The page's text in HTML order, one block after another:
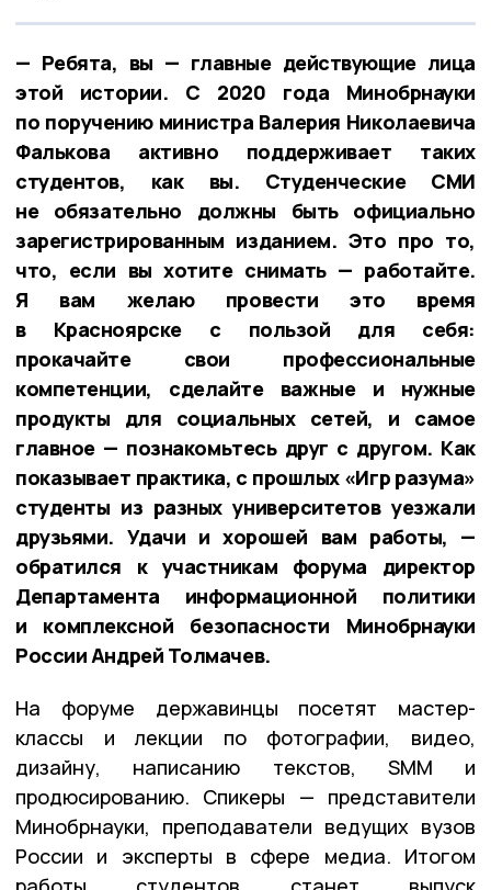
— Ребята, вы — главные действующие лица
этой истории. С 2020 года Минобрнауки
по поручению министра Валерия Николаевича
Фалькова активно поддерживает таких
студентов, как вы. Студенческие СМИ
не обязательно должны быть официально
зарегистрированным изданием. Это про то,
что, если вы хотите снимать — работайте.
Я вам желаю провести это время
в Красноярске с пользой для себя:
прокачайте свои профессиональные
компетенции, сделайте важные и нужные
продукты для социальных сетей, и самое
главное — познакомьтесь друг с другом. Как
показывает практика, с прошлых «Игр разума»
студенты из разных университетов уезжали
друзьями. Удачи и хорошей вам работы, —
обратился к участникам форума директор
Департамента информационной политики
и комплексной безопасности Минобрнауки
России Андрей Толмачев.
На форуме державинцы посетят мастер-
классы и лекции по фотографии, видео,
дизайну, написанию текстов, SMM и
продюсированию. Спикеры — представители
Минобрнауки, преподаватели ведущих вузов
России и эксперты в сфере медиа. Итогом